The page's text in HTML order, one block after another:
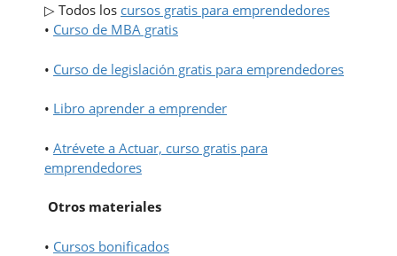
▷ Todos los cursos gratis para emprendedores
• Curso de MBA gratis
• Curso de legislación gratis para emprendedores
• Libro aprender a emprender
• Atrévete a Actuar, curso gratis para
emprendedores
Otros materiales
• Cursos bonificados